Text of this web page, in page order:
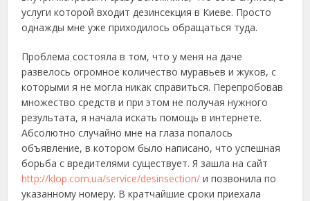
услуги которой входит дезинсекция в Киеве. Просто
однажды мне уже приходилось обращаться туда.
Проблема состояла в том, что у меня на даче
развелось огромное количество муравьев и жуков, с
которыми я не могла никак справиться. Перепробовав
множество средств и при этом не получая нужного
результата, я начала искать помощь в интернете.
Абсолютно случайно мне на глаза попалось
объявление, в котором было написано, что успешная
борьба с вредителями существует. Я зашла на сайт
http://klop.com.ua/service/desinsection/и позвонила по
указанному номеру. В кратчайшие сроки приехала